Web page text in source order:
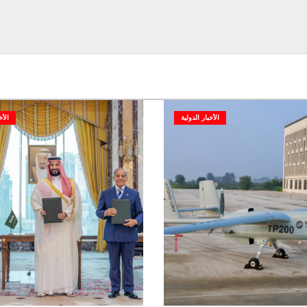
الأخبار الدولية